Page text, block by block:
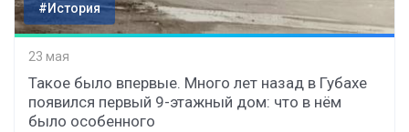
#История
23 мая
Такое было впервые. Много лет назад в Губахе
появился первый 9-этажный дом: что в нём
было особенного